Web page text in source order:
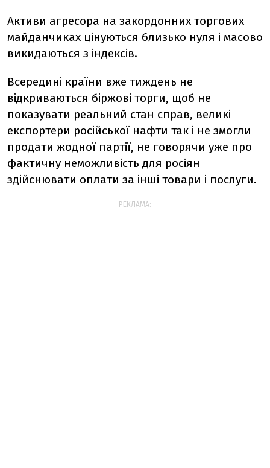
Активи агресора на закордонних торгових
майданчиках цінуються близько нуля і масово
викидаються з індексів.
Всередині країни вже тиждень не
відкриваються біржові торги, щоб не
показувати реальний стан справ, великі
експортери російської нафти так і не змогли
продати жодної партії, не говорячи уже про
фактичну неможливість для росіян
здійснювати оплати за інші товари і послуги.
РЕКЛАМА: